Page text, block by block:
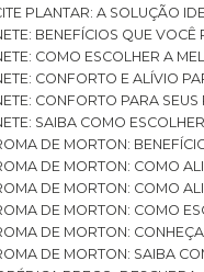
PLANTAR: A SOLUÇÃO
BENEFÍCIOS QUE VOCÊ
COMO ESCOLHER A
CONFORTO E ALÍVIO
CONFORTO PARA SEUS
SAIBA COMO
DE MORTON:
DE MORTON: COMO
DE MORTON: COMO
DE MORTON: COMO
DE MORTON:
DE MORTON: SAIBA